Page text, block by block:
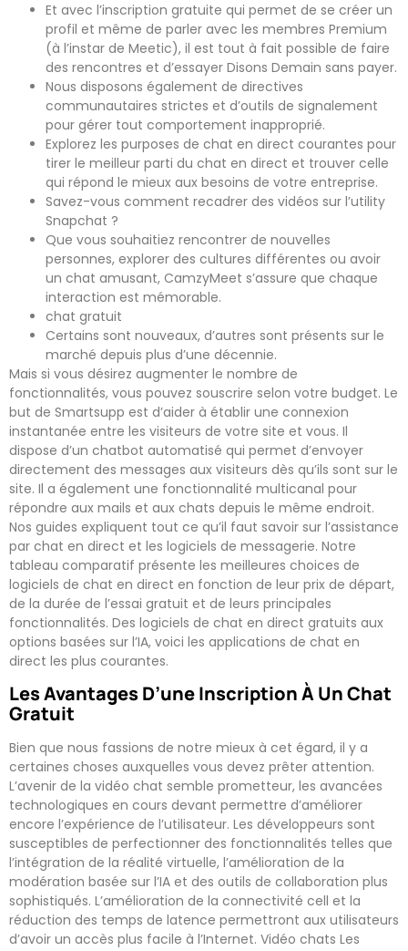
Et avec l’inscription gratuite qui permet de se créer un
profil et même de parler avec les membres Premium
(à l’instar de Meetic), il est tout à fait possible de faire
des rencontres et d’essayer Disons Demain sans payer.
Nous disposons également de directives
communautaires strictes et d’outils de signalement
pour gérer tout comportement inapproprié.
Explorez les purposes de chat en direct courantes pour
tirer le meilleur parti du chat en direct et trouver celle
qui répond le mieux aux besoins de votre entreprise.
Savez-vous comment recadrer des vidéos sur l’utility
Snapchat ?
Que vous souhaitiez rencontrer de nouvelles
personnes, explorer des cultures différentes ou avoir
un chat amusant, CamzyMeet s’assure que chaque
interaction est mémorable.
chat gratuit
Certains sont nouveaux, d’autres sont présents sur le
marché depuis plus d’une décennie.
Mais si vous désirez augmenter le nombre de
fonctionnalités, vous pouvez souscrire selon votre budget. Le
but de Smartsupp est d’aider à établir une connexion
instantanée entre les visiteurs de votre site et vous. Il
dispose d’un chatbot automatisé qui permet d’envoyer
directement des messages aux visiteurs dès qu’ils sont sur le
site. Il a également une fonctionnalité multicanal pour
répondre aux mails et aux chats depuis le même endroit.
Nos guides expliquent tout ce qu’il faut savoir sur l’assistance
par chat en direct et les logiciels de messagerie. Notre
tableau comparatif présente les meilleures choices de
logiciels de chat en direct en fonction de leur prix de départ,
de la durée de l’essai gratuit et de leurs principales
fonctionnalités. Des logiciels de chat en direct gratuits aux
options basées sur l’IA, voici les applications de chat en
direct les plus courantes.
Les Avantages D’une Inscription À Un Chat
Gratuit
Bien que nous fassions de notre mieux à cet égard, il y a
certaines choses auxquelles vous devez prêter attention.
L’avenir de la vidéo chat semble prometteur, les avancées
technologiques en cours devant permettre d’améliorer
encore l’expérience de l’utilisateur. Les développeurs sont
susceptibles de perfectionner des fonctionnalités telles que
l’intégration de la réalité virtuelle, l’amélioration de la
modération basée sur l’IA et des outils de collaboration plus
sophistiqués. L’amélioration de la connectivité cell et la
réduction des temps de latence permettront aux utilisateurs
d’avoir un accès plus facile à l’Internet. Vidéo chats Les